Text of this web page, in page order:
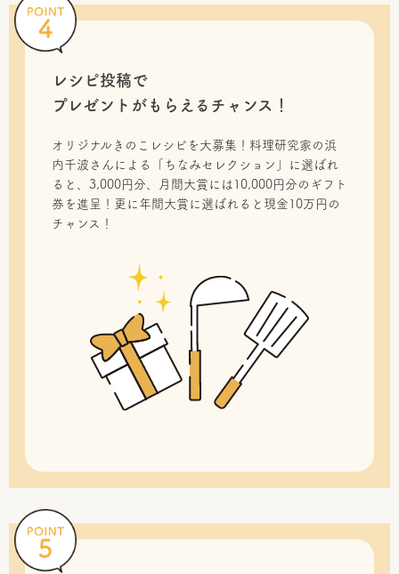
レシピ投稿で
プレゼントがもらえるチャンス！
オリジナルきのこレシピを大募集！料理研究家の浜
内千波さんによる「ちなみセレクション」に選ばれ
ると、3,000円分、月間大賞には10,000円分のギフト
券を進呈！更に年間大賞に選ばれると現金10万円の
チャンス！